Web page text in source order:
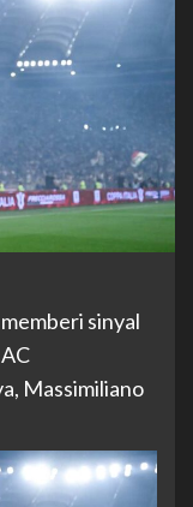
sinyal
Massimiliano